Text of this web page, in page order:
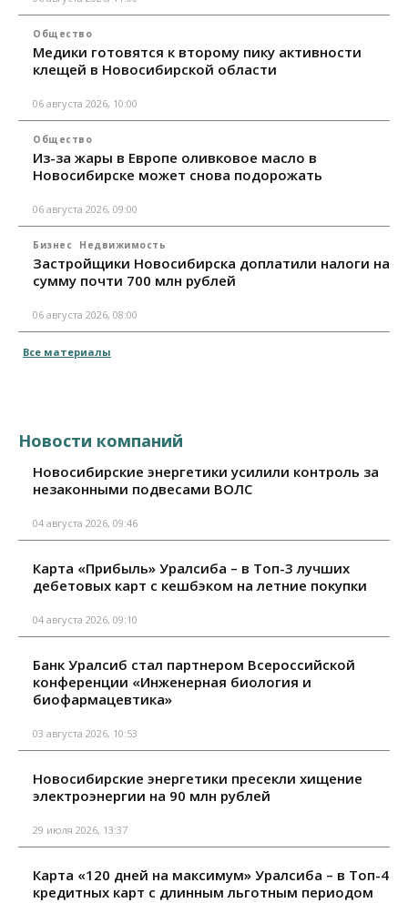
Общество
Медики готовятся к второму пику активности
клещей в Новосибирской области
06 августа 2026, 10:00
Общество
Из-за жары в Европе оливковое масло в
Новосибирске может снова подорожать
06 августа 2026, 09:00
Бизнес Недвижимость
Застройщики Новосибирска доплатили налоги на
сумму почти 700 млн рублей
06 августа 2026, 08:00
Все материалы
Новости компаний
Новосибирские энергетики усилили контроль за
незаконными подвесами ВОЛС
04 августа 2026, 09:46
Карта «Прибыль» Уралсиба – в Топ-3 лучших
дебетовых карт с кешбэком на летние покупки
04 августа 2026, 09:10
Банк Уралсиб стал партнером Всероссийской
конференции «Инженерная биология и
биофармацевтика»
03 августа 2026, 10:53
Новосибирские энергетики пресекли хищение
электроэнергии на 90 млн рублей
29 июля 2026, 13:37
Карта «120 дней на максимум» Уралсиба – в Топ-4
кредитных карт с длинным льготным периодом